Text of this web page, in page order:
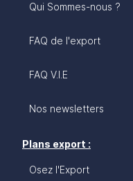
Qui Sommes-nous ?
FAQ de l'export
FAQ V.I.E
Nos newsletters
Plans export :
Osez l'Export